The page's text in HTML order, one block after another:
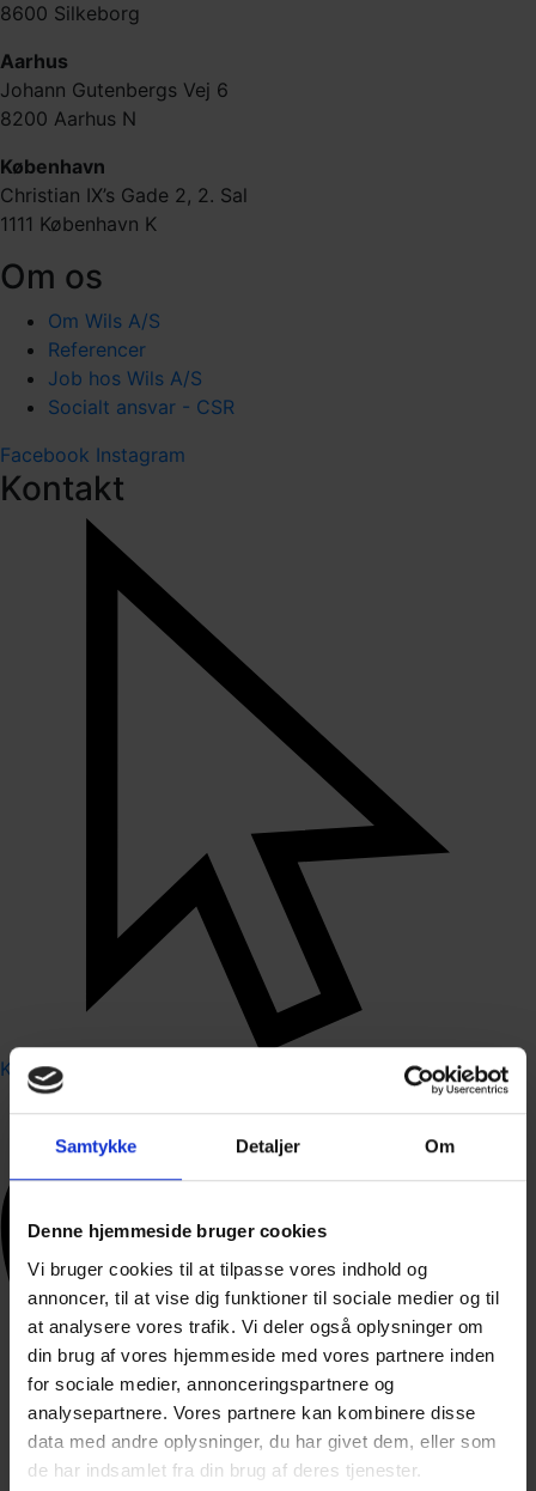
Samtykke Detaljer Om
Denne hjemmeside bruger cookies
Vi bruger cookies til at tilpasse vores indhold og
annoncer, til at vise dig funktioner til sociale medier og til
at analysere vores trafik. Vi deler også oplysninger om
din brug af vores hjemmeside med vores partnere inden
for sociale medier, annonceringspartnere og
analysepartnere. Vores partnere kan kombinere disse
data med andre oplysninger, du har givet dem, eller som
de har indsamlet fra din brug af deres tjenester.
8600 Silkeborg
Aarhus
Johann Gutenbergs Vej 6
8200 Aarhus N
København
Christian IX’s Gade 2, 2. Sal
1111 København K
Om os
Om Wils A/S
Referencer
Job hos Wils A/S
Socialt ansvar - CSR
Facebook Instagram
Kontakt
Kontakt os